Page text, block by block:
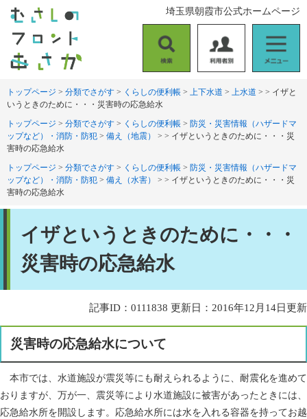
す
し
本
文
索
用
者
ニ
ュ
埼玉県朝霞市公式ホームページ
トップページ > 分類でさがす > くらしの便利帳 > 上下水道 > 上水道 > > イザと
いうときのために・・・災害時の応急給水
トップページ > 分類でさがす > くらしの便利帳 > 防災・災害情報（ハザードマ
ップなど）・消防・防犯 > 備え（地震） > > イザというときのために・・・災
害時の応急給水
トップページ > 分類でさがす > くらしの便利帳 > 防災・災害情報（ハザードマ
ップなど）・消防・防犯 > 備え（水害） > > イザというときのために・・・災
害時の応急給水
イザというときのために・・・
災害時の応急給水
記事ID：0111838 更新日：2016年12月14日更新
災害時の応急給水について
本市では、水道施設が震災等にも耐えられるように、耐震化を進めて
おりますが、万が一、震災等により水道施設に被害があったときには、
応急給水所を開設します。応急給水所には水を入れる容器を持ってお越